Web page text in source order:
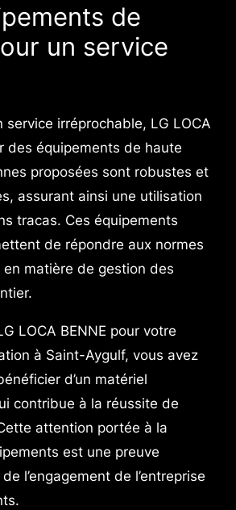
de
un service
service irréprochable, LG LOCA
des équipements de haute
proposées sont robustes et
assurant ainsi une utilisation
tracas. Ces équipements
de répondre aux normes
matière de gestion des
LOCA BENNE pour votre
à Saint-Aygulf, vous avez
d’un matériel
contribue à la réussite de
attention portée à la
est une preuve
l’engagement de l’entreprise